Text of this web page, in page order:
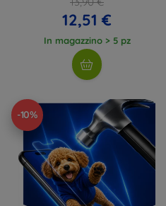
12,51 €
In magazzino > 5 pz
-10%